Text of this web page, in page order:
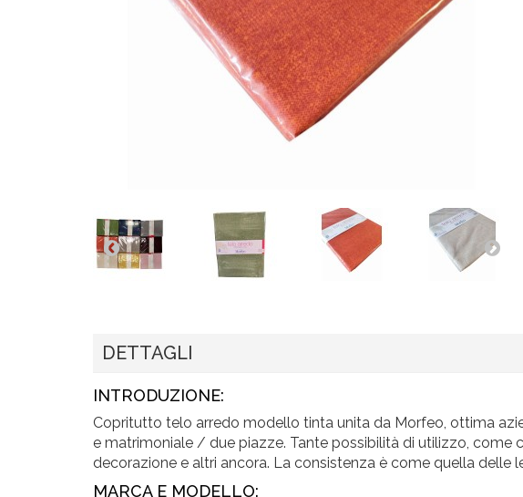
DETTAGLI
INTRODUZIONE:
Copritutto telo arredo modello tinta unita da Morfeo, ottima
e matrimoniale / due piazze. Tante possibilità di utilizzo,
decorazione e altri ancora. La consistenza è come quella delle
MARCA E MODELLO: